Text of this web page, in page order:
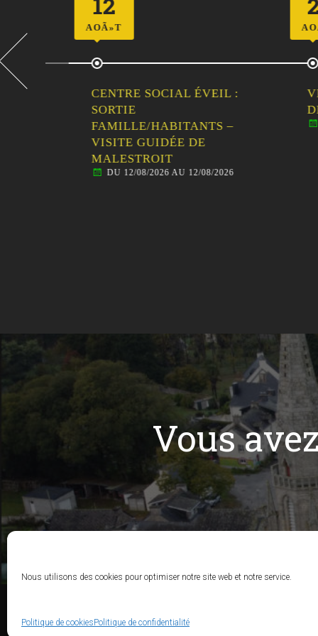
Nous utilisons des cookies pour optimiser notre site web et notre service.
Politique de cookiesPolitique de confidentialité
AOÃ»T
CENTRE SOCIAL ÉVEIL :
SORTIE
FAMILLE/HABITANTS –
VISITE GUIDÉE DE
MALESTROIT
DU 12/08/2026 AU 12/08/2026
AOÃ»T
DE
Vous